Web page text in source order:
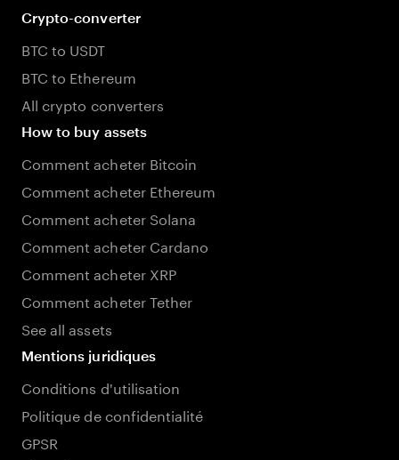
Crypto-converter
BTC to USDT
BTC to Ethereum
All crypto converters
How to buy assets
Comment acheter Bitcoin
Comment acheter Ethereum
Comment acheter Solana
Comment acheter Cardano
Comment acheter XRP
Comment acheter Tether
See all assets
Mentions juridiques
Conditions d'utilisation
Politique de confidentialité
GPSR